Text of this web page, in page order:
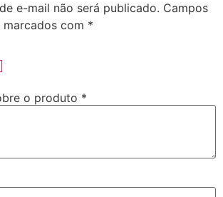
e-mail não será publicado. Campos
com *
o produto *